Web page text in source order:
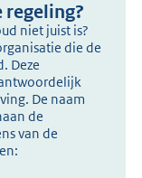
regeling?
niet juist is?
die de
Deze
De naam
de
van de